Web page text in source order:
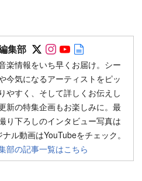
集部 Follow on SNS
Follow on SNS
Follow on
楽情報をいち早くお届け。シー
今気になるアーティストをピッ
やすく、そして詳しくお伝えし
新の特集企画もお楽しみに。最
り下ろしのインタビュー写真は
ル動画はYouTubeをチェック。
部の記事一覧はこちら